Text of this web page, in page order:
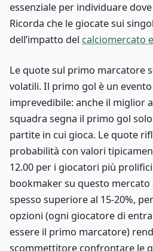
essenziale per individuare
Ricorda che le giocate sui
dell’impatto del calciomercato
Le quote sul primo marcatore
volatili. Il primo gol è un
imprevedibile: anche il miglior
squadra segna il primo gol
partite in cui gioca. Le quote
probabilità con valori
12.00 per i giocatori più
bookmaker su questo mercato
spesso superiore al 15-20%,
opzioni (ogni giocatore di
essere il primo marcatore)
scommettitore confrontare le